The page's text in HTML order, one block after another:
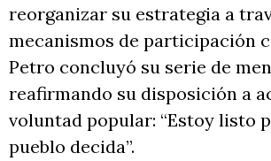
reorganizar su estrategia a
mecanismos de participación
Petro concluyó su serie de
reafirmando su disposición a
voluntad popular: “Estoy listo
pueblo decida”.